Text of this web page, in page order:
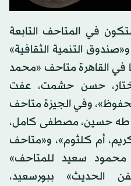
في المتاحف التابعة
التنمية الثقافية»
في القاهرة متاحف «محمد
حسن حشمت، عفت
وفي الجيزة متاحف
طه حسين، مصطفى كامل،
أم كلثوم»، و«متاحف
محمود سعيد للمتاحف»
الحديث» ببورسعيد،